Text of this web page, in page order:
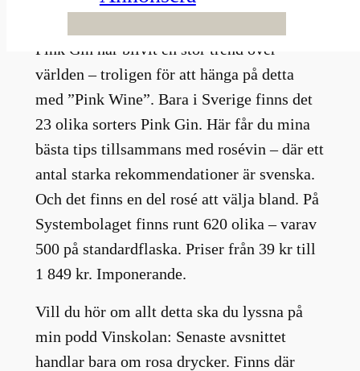
även om rosa gin.
Pink Gin har blivit en stor trend över
världen – troligen för att hänga på detta
med ”Pink Wine”. Bara i Sverige finns det
23 olika sorters Pink Gin. Här får du mina
bästa tips tillsammans med rosévin – där ett
antal starka rekommendationer är svenska.
Och det finns en del rosé att välja bland. På
Systembolaget finns runt 620 olika – varav
500 på standardflaska. Priser från 39 kr till
1 849 kr. Imponerande.
Vill du hör om allt detta ska du lyssna på
min podd Vinskolan: Senaste avsnittet
handlar bara om rosa drycker. Finns där